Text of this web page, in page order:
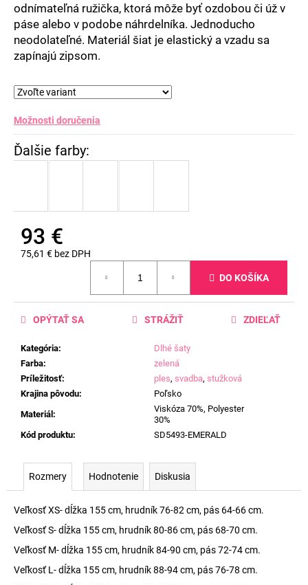
odnímateľná ružička, ktorá môže byť ozdobou či úž v
páse alebo v podobe náhrdelníka. Jednoducho
neodolateľné. Materiál šiat je elastický a vzadu sa
zapínajú zipsom.
Možnosti doručenia
93 €
75,61 € bez DPH
DO KOŠÍKA
Kategória:
Dlhé šaty
Farba:
zelená
Príležitosť: ples, svadba, stužková
Krajina pôvodu:
Poľsko
Materiál :
Viskóza 70%, Polyester
30%
Kód produktu: SD5493-EMERALD
OPÝTAŤ SA STRÁŽIŤ ZDIEĽAŤ
Rozmery Hodnotenie Diskusia
Veľkosť XS- dĺžka 155 cm, hrudník 76-82 cm, pás 64-66 cm.
Veľkosť S- dĺžka 155 cm, hrudník 80-86 cm, pás 68-70 cm.
Veľkosť M- dĺžka 155 cm, hrudník 84-90 cm, pás 72-74 cm.
Veľkosť L- dĺžka 155 cm, hrudník 88-94 cm, pás 76-78 cm.